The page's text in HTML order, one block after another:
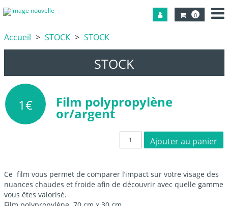
0
Accueil STOCK STOCK
STOCK
Film polypropylène
or/argent
1€
quantité
or/argent
Ajouter au panier
Ce film vous permet de comparer l’impact sur votre visage des
nuances chaudes et froide afin de découvrir avec quelle gamme
vous êtes valorisé.